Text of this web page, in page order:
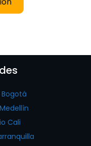
Cali